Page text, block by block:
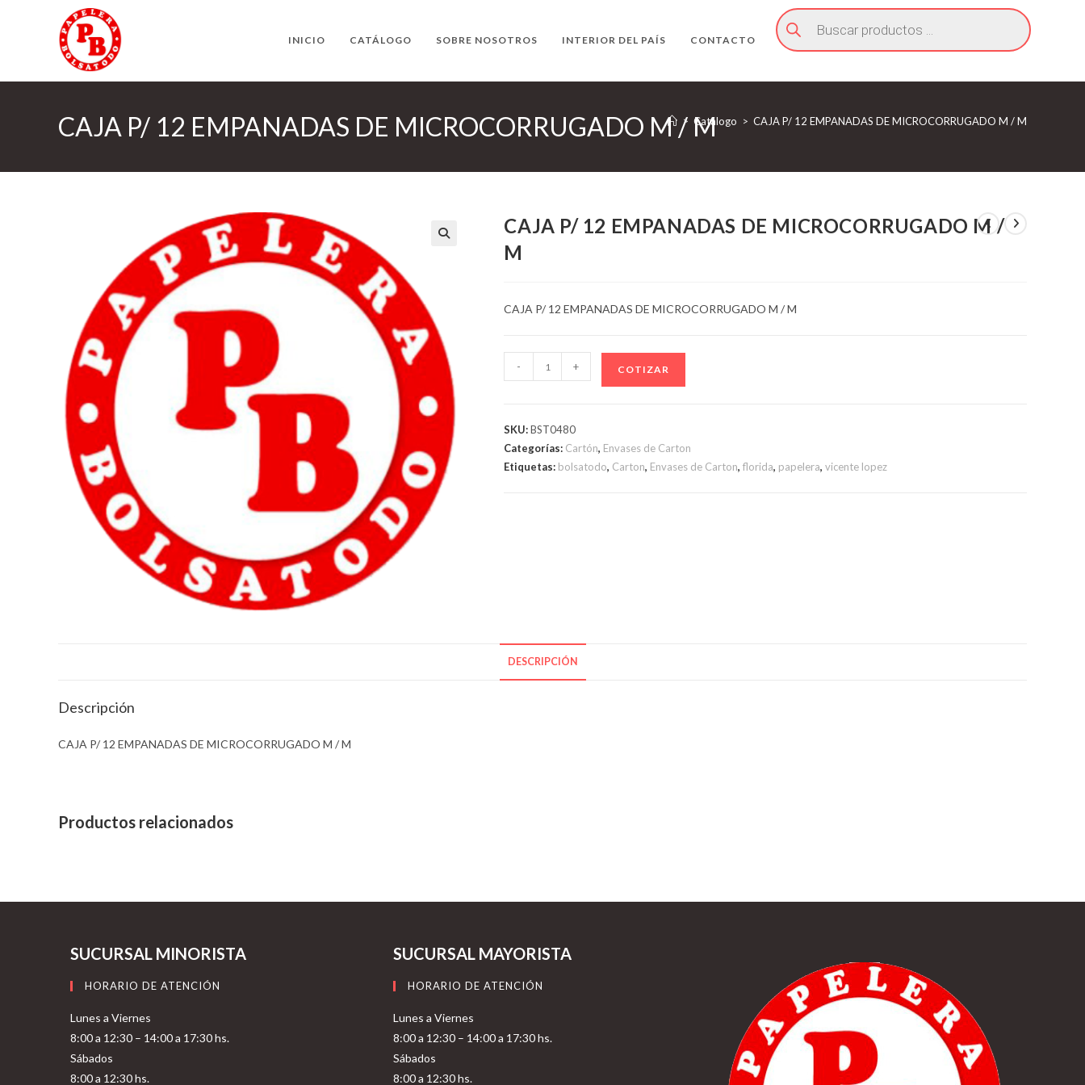
INICIO CATÁLOGO SOBRE NOSOTROS INTERIOR DEL PAÍS CONTACTO
Búsqueda
de
productos
CAJA P/ 12 EMPANADAS DE MICROCORRUGADO M / M
> Catálogo > CAJA P/ 12 EMPANADAS DE MICROCORRUGADO M / M
CAJA P/ 12 EMPANADAS DE MICROCORRUGADO M /
M
CAJA P/ 12 EMPANADAS DE MICROCORRUGADO M / M
P/
DE
MICROCORRUGADO
- + COTIZAR
SKU:BST0480
Categorías: Cartón, Envases de Carton
Etiquetas: bolsatodo, Carton, Envases de Carton, florida, papelera, vicente lopez
DESCRIPCIÓN
Descripción
CAJA P/ 12 EMPANADAS DE MICROCORRUGADO M / M
Productos relacionados
SUCURSAL MINORISTA
HORARIO DE ATENCIÓN
Lunes a Viernes
8:00 a 12:30 – 14:00 a 17:30 hs.
Sábados
8:00 a 12:30 hs.
SUCURSAL MAYORISTA
HORARIO DE ATENCIÓN
Lunes a Viernes
8:00 a 12:30 – 14:00 a 17:30 hs.
Sábados
8:00 a 12:30 hs.